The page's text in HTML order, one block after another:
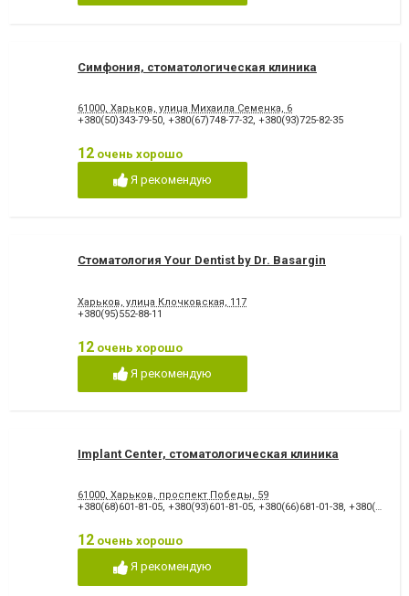
Симфония, стоматологическая клиника
61000, Харьков, улица Михаила Семенка, 6
+380(50)343-79-50, +380(67)748-77-32, +380(93)725-82-35
12 очень хорошо
Я рекомендую
Стоматология Your Dentist by Dr. Basargin
Харьков, улица Клочковская, 117
+380(95)552-88-11
12 очень хорошо
Я рекомендую
Implant Center, стоматологическая клиника
61000, Харьков, проспект Победы, 59
+380(68)601-81-05, +380(93)601-81-05, +380(66)681-01-38, +380(97)601-81-05
12 очень хорошо
Я рекомендую